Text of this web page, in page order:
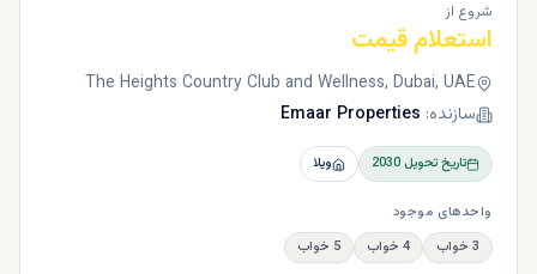
شروع از
استعلام قیمت
The Heights Country Club and Wellness, Dubai, UAE
سازنده: Emaar Properties
تاریخ تحویل2030 ویلا
واحدهای موجود
3 خواب
4 خواب 5 خواب